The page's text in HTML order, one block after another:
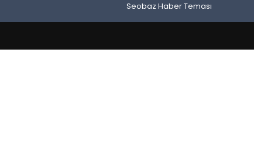
Seobaz Haber Teması